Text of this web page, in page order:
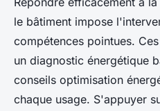
le bâtiment impose
compétences pointues.
un diagnostic énergétique
conseils optimisation
chaque usage. S'appuyer